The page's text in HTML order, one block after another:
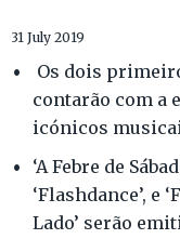
31 July 2019
Os dois
contarão com a
icónicos
‘A Febre de
‘Flashdance’, e
Lado’ serão